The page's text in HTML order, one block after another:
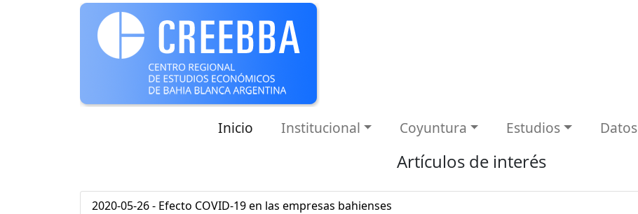
Inicio Institucional Coyuntura Estudios Datos
Artículos de interés
2020-05-26 - Efecto COVID-19 en las empresas bahienses